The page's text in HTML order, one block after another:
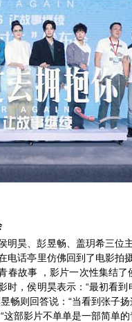
明昊、彭昱畅、盖玥希三位
电话亭里仿佛回到了电影拍
春故事 ，影片一次性集结了
时，侯明昊表示：“最初看到
畅则回答说：“当看到张子
这部影片不单单是一部简单